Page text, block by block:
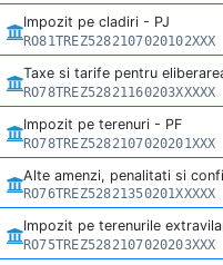
Impozit pe cladiri - PJ
RO81TREZ5282107020102XXX
Taxe si tarife pentru
RO78TREZ52821160203XXXXX
Impozit pe terenuri - PF
RO78TREZ5282107020201XXX
Alte amenzi, penalitati si
RO76TREZ52821350201XXXXX
Impozit pe terenurile
RO75TREZ5282107020203XXX